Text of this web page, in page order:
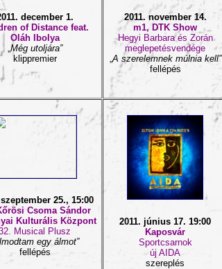
december 1.
of Distance feat.
Oláh Ibolya
„Még utoljára”
klippremier
2011. november 14.
m1, DTK Show
Hegyi Barbara és Zorán
meglepetésvendége
„A szerelemnek múlnia kell”
fellépés
25., 15:00
Csoma Sándor
Kulturális Központ
Musical Plusz
egy álmot”
fellépés
2011. június 17. 19:00
Kaposvár
Sportcsarnok
új AIDA
szereplés